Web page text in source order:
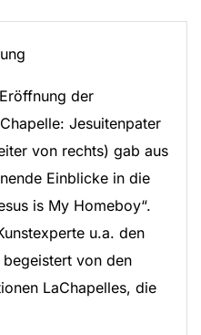
der
Jesuitenpater
von rechts) gab aus
Einblicke in die
is My Homeboy“.
u.a. den
von den
LaChapelles, die